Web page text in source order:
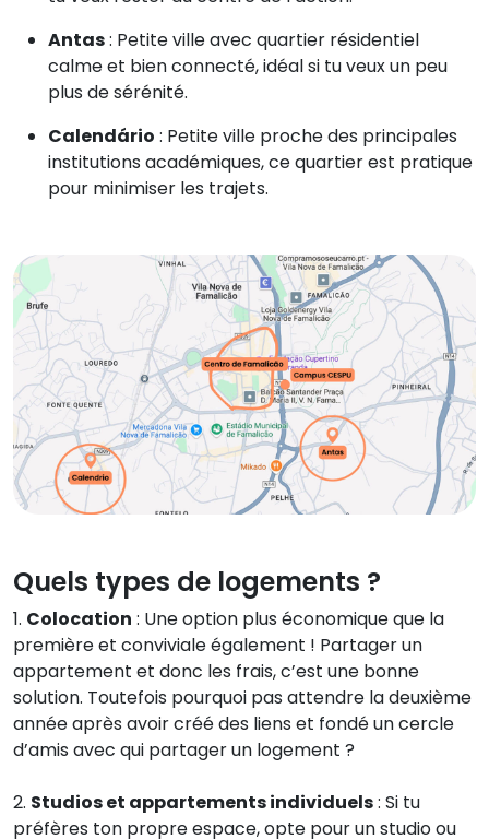
Antas: Petite ville avec quartier résidentiel
calme et bien connecté, idéal si tu veux un peu
plus de sérénité.
Calendário : Petite ville proche des principales
institutions académiques, ce quartier est pratique
pour minimiser les trajets.
Quels types de logements ?
1. Colocation : Une option plus économique que la
première et conviviale également ! Partager un
appartement et donc les frais, c’est une bonne
solution. Toutefois pourquoi pas attendre la deuxième
année après avoir créé des liens et fondé un cercle
d’amis avec qui partager un logement ?
2. Studios et appartements individuels: Si tu
préfères ton propre espace, opte pour un studio ou